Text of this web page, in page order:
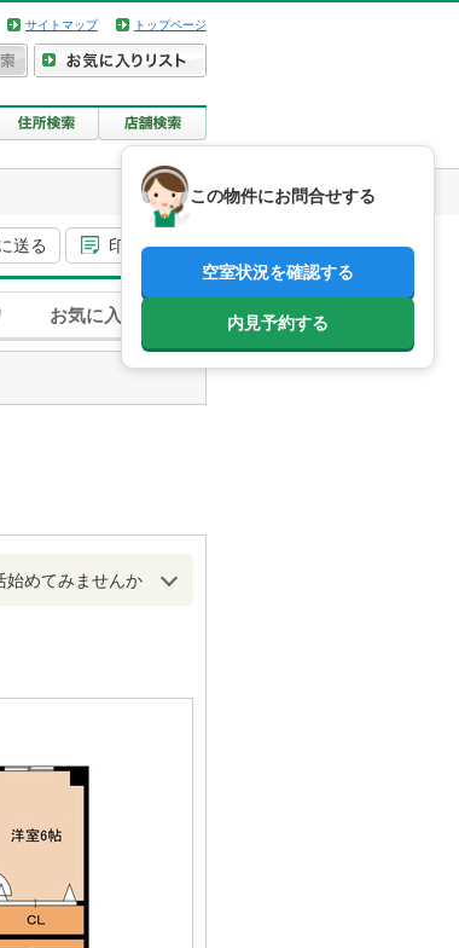
サイトマップ トップページ
送る 印刷用画面
お気に入り
始めてみませんか
この物件にお問合せする
空室状況を確認する
内見予約する